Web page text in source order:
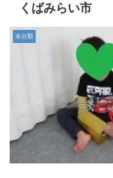
くばみらい市
未分類